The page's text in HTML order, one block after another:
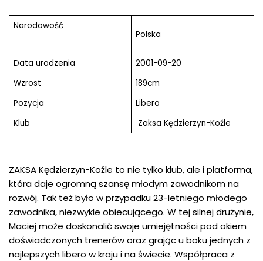
Narodowość
Polska
Data urodzenia
2001-09-20
Wzrost
189cm
Pozycja
Libero
Klub
Zaksa Kędzierzyn-Koźle
ZAKSA Kędzierzyn-Koźle to nie tylko klub, ale i platforma,
która daje ogromną szansę młodym zawodnikom na
rozwój. Tak też było w przypadku 23-letniego młodego
zawodnika, niezwykle obiecującego. W tej silnej drużynie,
Maciej może doskonalić swoje umiejętności pod okiem
doświadczonych trenerów oraz grając u boku jednych z
najlepszych libero w kraju i na świecie. Współpraca z